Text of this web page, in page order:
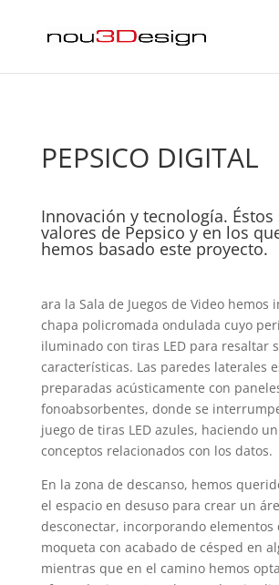
PEPSICO DIGITAL
Innovación y tecnología. Éstos
valores de Pepsico y en los
hemos basado este proyecto.
ara la Sala de Juegos de Video hemos
chapa policromada ondulada cuyo
iluminado con tiras LED para resaltar
características. Las paredes laterales
preparadas acústicamente con
fonoabsorbentes, donde se
juego de tiras LED azules, haciendo
conceptos relacionados con los datos.
En la zona de descanso, hemos
el espacio en desuso para crear un
desconectar, incorporando elementos
moqueta con acabado de césped en
mientras que en el camino hemos